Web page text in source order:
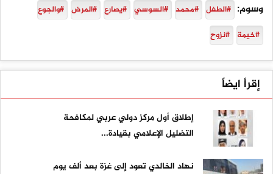
وسوم: #الطفل #محمد #السوسي #يصارع #المرض #والجوع
#خيمة #نزوح
إقرأ ايضاً
إطلاق أول مركز دولي عربي لمكافحة
التضليل الإعلامي بقيادة...
نهاد الخالدي تعود إلى غزة بعد ألف يوم